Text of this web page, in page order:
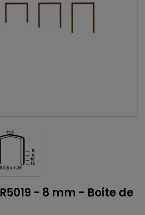
- 8 mm - Boite de